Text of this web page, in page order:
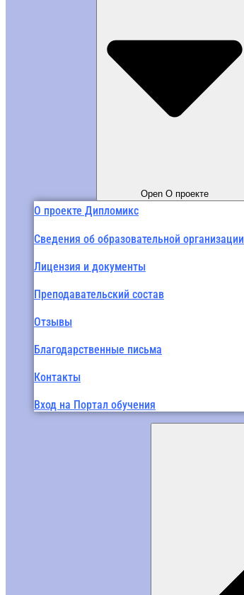
Open О проекте
О проекте Дипломикс
Сведения об образовательной организации
Лицензия и документы
Преподавательский состав
Отзывы
Благодарственные письма
Контакты
Вход на Портал обучения